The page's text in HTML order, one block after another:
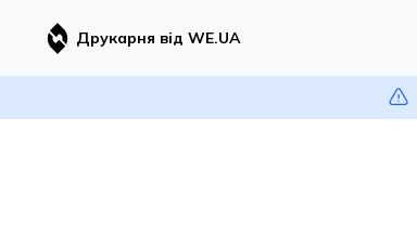
Друкарня від WE.UA